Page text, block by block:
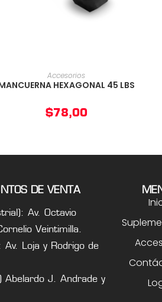
AÑADIR AL CARRITO
Accesorios
HEXAGONAL 45 LBS
$78,00
DE VENTA
Av. Octavio
Veintimilla.
Av. Loja y Rodrigo de
Abelardo J. Andrade y